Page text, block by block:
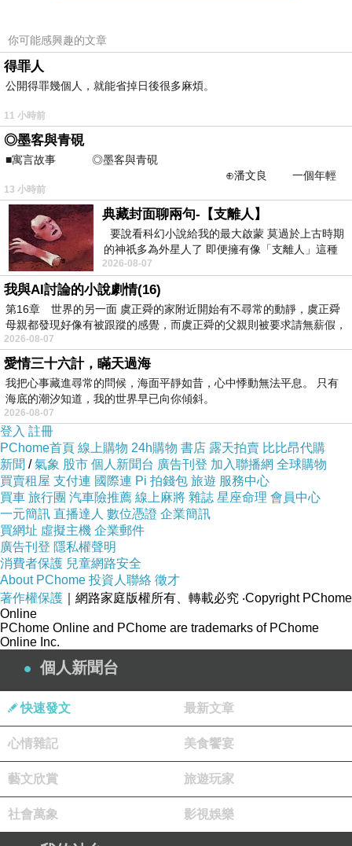
你可能感興趣的文章
得罪人
公開得罪幾個人，就能省掉日後很多麻煩。
11 小時前
◎墨客與青硯
■寓言故事 ◎墨客與青硯
⊕潘文良 一個年輕
的墨客，在京城的古玩肆裡
13 小時前
典藏封面聊兩句-【支離人】
要說看科幻小說給我的最大啟蒙 莫過於上古時期
的神祇多為外星人了 即便擁有像「支離人」這種
驚世駭俗的神通法門 也未必讀
2026-08-07
我與AI討論的小說劇情(16)
第16章 世界的另一面 虞正舜的家附近開始有不尋常的動靜，虞正舜
母親都發現好像有被跟蹤的感覺，而虞正舜的父親則被要求請無薪假，
2026-08-07
愛情三十六計，瞞天過海
我把心事藏進尋常的問候，海面平靜如昔，心中悸動無法平息。 只有
海底的潮汐知道，我的世界早已向你傾斜。
2026-08-07
登入 註冊
PChome首頁 線上購物 24h購物 書店 露天拍賣 比比昂代購
新聞 /氣象 股市 個人新聞台 廣告刊登 加入聯播網 全球購物
買賣租屋 支付連 國際連 Pi 拍錢包 旅遊 服務中心
買車 旅行團 汽車險推薦 線上麻將 雜誌 星座命理 會員中心
一元簡訊 直播達人 數位憑證 企業簡訊
買網址 虛擬主機 企業郵件
廣告刊登 隱私權聲明
消費者保護 兒童網路安全
About PChome 投資人聯絡 徵才
著作權保護 ｜網路家庭版權所有、轉載必究 ‧Copyright PChome
Online
PChome Online and PChome are trademarks of PChome
Online Inc.
個人新聞台
快速發文 最新文章
心情雜記 美食饗宴
藝文欣賞 旅遊玩家
社會萬象 影視娛樂